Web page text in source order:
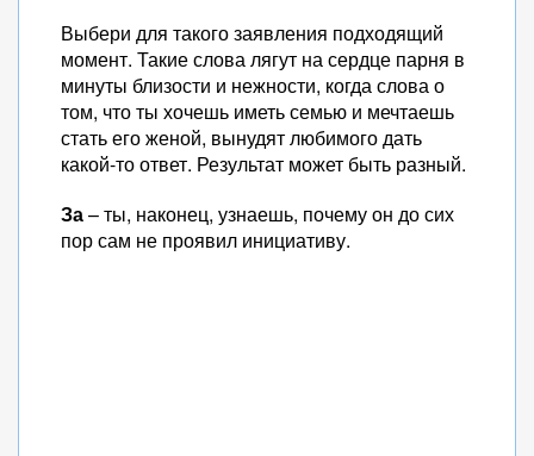
Выбери для такого заявления подходящий
момент. Такие слова лягут на сердце парня в
минуты близости и нежности, когда слова о
том, что ты хочешь иметь семью и мечтаешь
стать его женой, вынудят любимого дать
какой-то ответ. Результат может быть разный.
За– ты, наконец, узнаешь, почему он до сих
пор сам не проявил инициативу.